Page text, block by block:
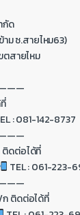
กัด
ม ซ.สายไหม63)
ตสายไหม
: 081-142-8737
ดต่อได้ที่
TEL : 061-223-
ติดต่อได้ที่